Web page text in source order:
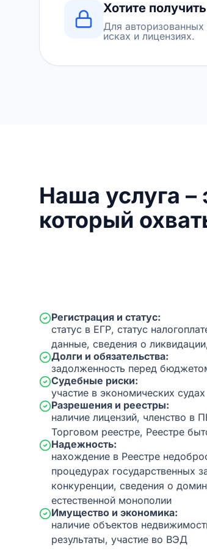
Хотите
Для
исках и лицензиях.
Наша услуга –
который
Регистрация и статус:
статус в ЕГР, статус
данные, сведения о
Долги и обязательства:
задолженность перед
Судебные риски:
участие в экономических судах
Разрешения и реестры:
наличие лицензий, членство
Торговом реестре, Реестре
Надежность:
нахождение в Реестре
процедурах государственных
конкуренции, сведения о
естественной монополии
Имущество и экономика:
наличие объектов
результаты, участие во ВЭД